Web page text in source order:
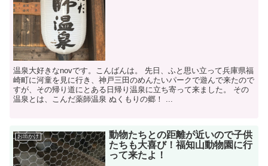
温泉大好きなnovです。こんばんは。 先日、ふと思い立って兵庫県福
崎町に河童を見に行き、神戸三田のめんたいパークで遊んで来たので
すが、その帰り道にとある日帰り温泉に立ち寄って来ました。 その
温泉とは、こんだ薬師温泉 ぬくもりの郷！ ...
お出かけ
動物たちとの距離が近いので子供
たちも大喜び！福知山動物園に行
って来たよ！